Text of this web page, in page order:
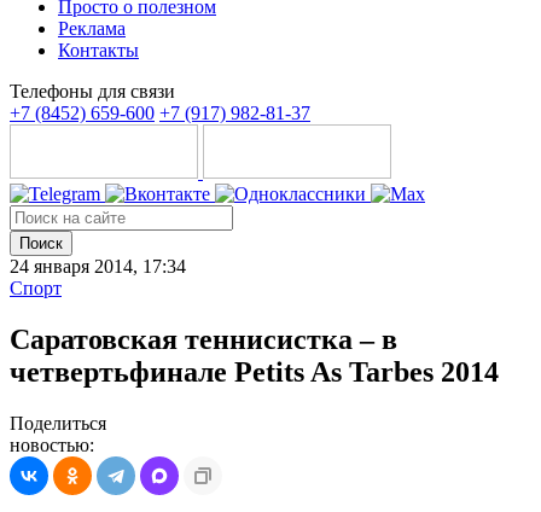
Просто о полезном
Реклама
Контакты
Телефоны для связи
+7 (8452) 659-600 +7 (917) 982-81-37
Поиск
24 января 2014, 17:34
Спорт
Саратовская теннисистка – в
четвертьфинале Petits As Tarbes 2014
Поделиться
новостью: